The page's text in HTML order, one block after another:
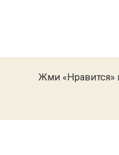
Жми «Нравится»